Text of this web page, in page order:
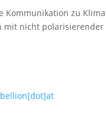
zu
nicht polarisierender